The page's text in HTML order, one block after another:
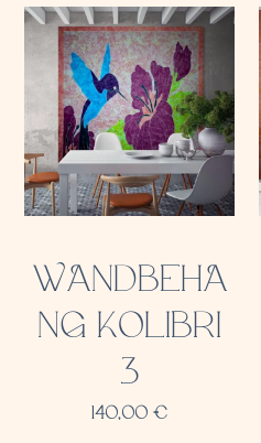
WANDBEHA
NG KOLIBRI
3
140,00€